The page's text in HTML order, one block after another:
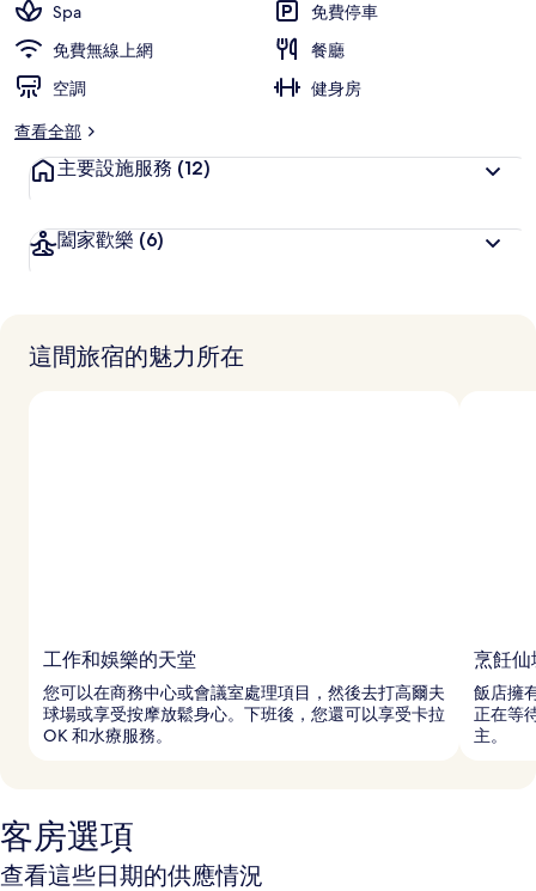
Spa
免費停車
免費無線上網
餐廳
空調
健身房
查看全部
主要設施服務 (12)
闔家歡樂 (6)
這間旅宿的魅力所在
工作和娛樂的天堂
您可以在商務中心或會議室處理項目，然後去打高爾夫
球場或享受按摩放鬆身心。下班後，您還可以享受卡拉
OK 和水療服務。
烹飪仙
飯店擁
正在等
主。
客房選項
查看這些日期的供應情況